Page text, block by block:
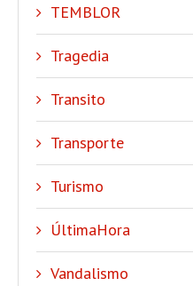
TEMBLOR
Tragedia
Transito
Transporte
Turismo
ÚltimaHora
Vandalismo